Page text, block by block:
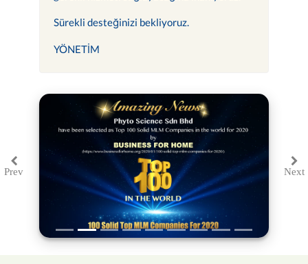
Sürekli desteğinizi bekliyoruz.
YÖNETİM
PrevPrevious Next